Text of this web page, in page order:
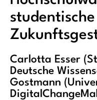
studentische
Carlotta Esser
Deutsche
Gostmann